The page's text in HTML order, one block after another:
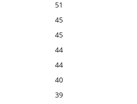
51
45
45
44
44
40
39